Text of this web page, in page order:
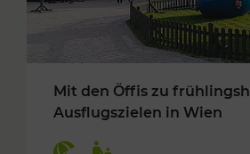
Mit den Öffis zu
Ausflugszielen in Wien